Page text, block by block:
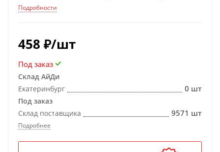
Подробности
458 ₽/шт
Под заказ
Склад АйДи
Екатеринбург
0 шт
Под заказ
Склад поставщика
9571 шт
Подробнее